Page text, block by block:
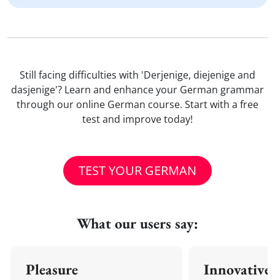
Still facing difficulties with 'Derjenige, diejenige and
dasjenige'? Learn and enhance your German grammar
through our online German course. Start with a free
test and improve today!
TEST YOUR GERMAN
What our users say:
Pleasure Innovative